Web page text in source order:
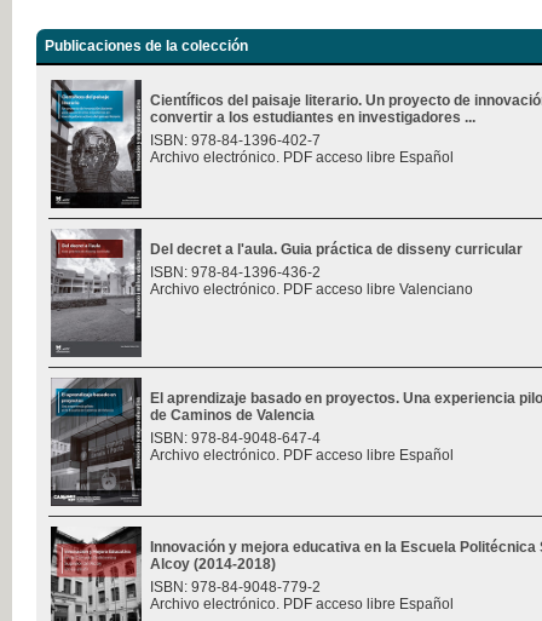
Publicaciones de la colección
Científicos del paisaje literario. Un proyecto de
convertir a los estudiantes en investigadores ...
ISBN: 978-84-1396-402-7
Archivo electrónico. PDF acceso libre Español
Del decret a l'aula. Guia práctica de disseny curricular
ISBN: 978-84-1396-436-2
Archivo electrónico. PDF acceso libre Valenciano
El aprendizaje basado en proyectos. Una experiencia
de Caminos de Valencia
ISBN: 978-84-9048-647-4
Archivo electrónico. PDF acceso libre Español
Innovación y mejora educativa en la Escuela Politécnica
Alcoy (2014-2018)
ISBN: 978-84-9048-779-2
Archivo electrónico. PDF acceso libre Español